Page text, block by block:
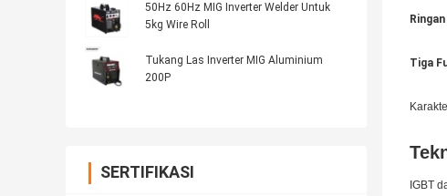
50Hz 60Hz MIG Inverter Welder Untuk
5kg Wire Roll
Tukang Las Inverter MIG Aluminium
200P
SERTIFIKASI
Tiga
IGBT